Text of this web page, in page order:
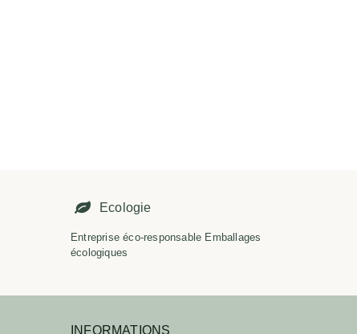
Ecologie
Entreprise éco-responsable Emballages
écologiques
INFORMATIONS